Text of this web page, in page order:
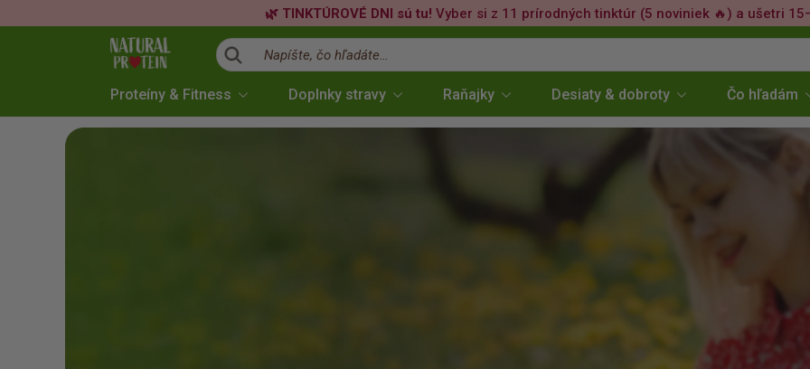
🌿 TINKTÚROVÉ DNI sú tu! Vyber si z 11 prírodných tinktúr (5 noviniek 🔥) a ušetri
Napíšte, čo hľadáte…
Proteíny & Fitness Doplnky stravy Raňajky Desiaty & dobroty Čo hľadám